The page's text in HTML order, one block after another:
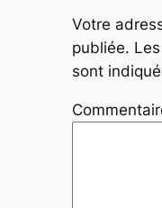
Votre
publiée.
sont